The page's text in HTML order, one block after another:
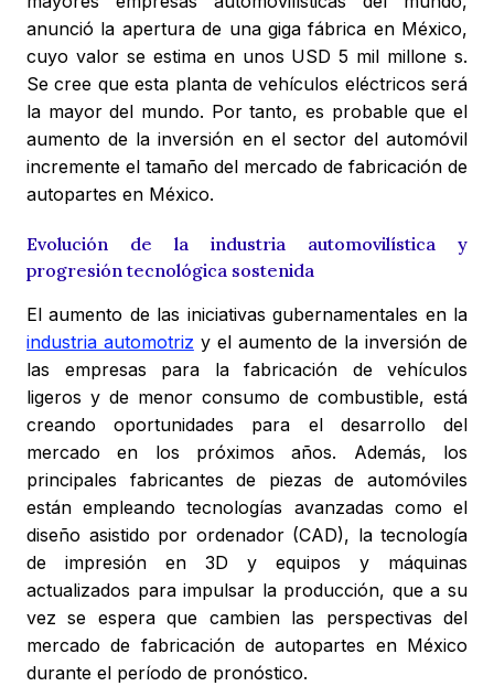
anunció la apertura de una giga fábrica en México,
cuyo valor se estima en unos USD 5 mil millone s.
Se cree que esta planta de vehículos eléctricos será
la mayor del mundo. Por tanto, es probable que el
aumento de la inversión en el sector del automóvil
incremente el tamaño del mercado de fabricación de
autopartes en México.
Evolución de la industria automovilística y
progresión tecnológica sostenida
El aumento de las iniciativas gubernamentales en la
industria automotriz y el aumento de la inversión de
las empresas para la fabricación de vehículos
ligeros y de menor consumo de combustible, está
creando oportunidades para el desarrollo del
mercado en los próximos años. Además, los
principales fabricantes de piezas de automóviles
están empleando tecnologías avanzadas como el
diseño asistido por ordenador (CAD), la tecnología
de impresión en 3D y equipos y máquinas
actualizados para impulsar la producción, que a su
vez se espera que cambien las perspectivas del
mercado de fabricación de autopartes en México
durante el período de pronóstico.